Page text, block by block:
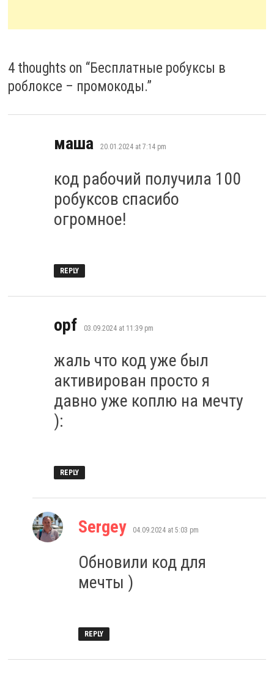
4 thoughts on “Бесплатные робуксы в
роблоксе – промокоды.”
маша says:
20.01.2024 at 7:14 pm
код рабочий получила 100
робуксов спасибо
огромное!
REPLY
opf says:
03.09.2024 at 11:39 pm
жаль что код уже был
активирован просто я
давно уже коплю на мечту
):
REPLY
Sergey says:
04.09.2024 at 5:03 pm
Обновили код для
мечты )
REPLY